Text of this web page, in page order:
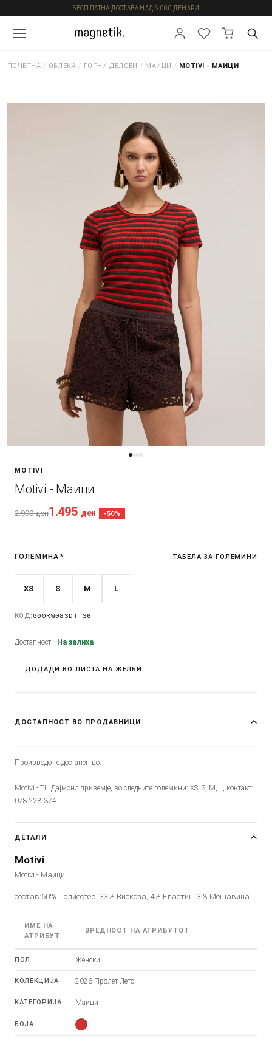
БЕСПЛАТНА ДОСТАВА НАД 6.000 ДЕНАРИ
ПОЧЕТНА / ОБЛЕКА / ГОРНИ ДЕЛОВИ / МАИЦИ / MOTIVI - МАИЦИ
MOTIVI
Motivi - Маици
2.990ден1.495 ден -50%
ГОЛЕМИНА * ТАБЕЛА ЗА ГОЛЕМИНИ
XS S M L
КОД:G00RW083DT_S6
Достапност: На залиха
ДОДАДИ ВО ЛИСТА НА ЖЕЛБИ
ДОСТАПНОСТ ВО ПРОДАВНИЦИ
Производот е достапен во:
Motivi - ТЦ Дајмонд приземје, во следните големини: XS, S, M, L, контакт:
078 228 374
ДЕТАЛИ
Motivi
Motivi - Маици
состав:60% Полиестер, 33% Вискоза, 4% Еластин, 3% Мешавина
ИМЕ НА
АТРИБУТ
ВРЕДНОСТ НА АТРИБУТОТ
ПОЛ Женски
КОЛЕКЦИЈА 2026 Пролет-Лето
КАТЕГОРИЈА Маици
БОЈА